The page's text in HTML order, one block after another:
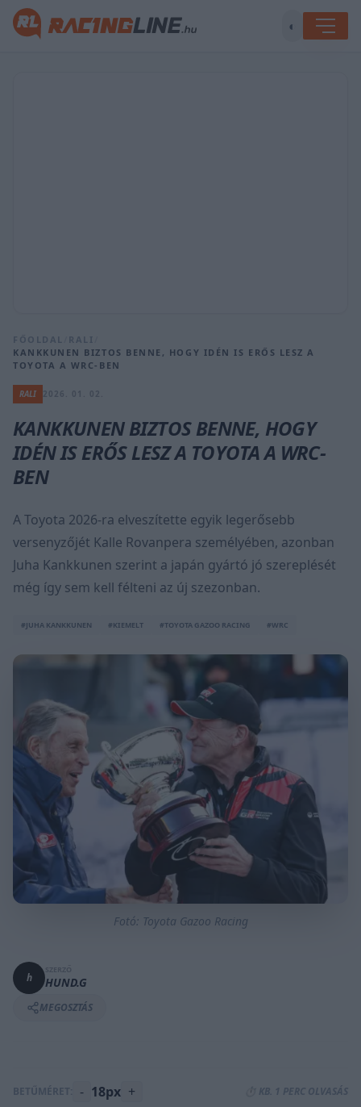
◐
FŐOLDAL RALI
KANKKUNEN BIZTOS BENNE, HOGY IDÉN IS ERŐS LESZ A
TOYOTA A WRC-BEN
RALI
KANKKUNEN BIZTOS BENNE, HOGY
IDÉN IS ERŐS LESZ A TOYOTA A WRC-
BEN
A Toyota 2026-ra elveszítette egyik legerősebb
versenyzőjét Kalle Rovanpera személyében, azonban
Juha Kankkunen szerint a japán gyártó jó szereplését
még így sem kell félteni az új szezonban.
#JUHA KANKKUNEN #KIEMELT #TOYOTA GAZOO RACING #WRC
Fotó: Toyota Gazoo Racing
h HUND.G
MEGOSZTÁS
BETŰMÉRET: - 18px + ⏱️ KB. 1 PERC OLVASÁS